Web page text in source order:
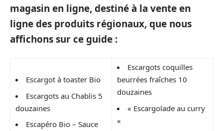
magasin en ligne, destiné à la vente en
ligne des produits régionaux, que nous
affichons sur ce guide :
Escargot à toaster Bio
Escargots au Chablis 5
douzaines
Escapéro Bio – Sauce
Escargots coquilles
beurrées fraîches 10
douzaines
« Escargolade au curry
«